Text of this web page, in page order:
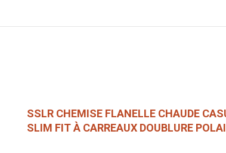
SSLR CHEMISE FLANELLE CHAUDE
SLIM FIT À CARREAUX DOUBLURE